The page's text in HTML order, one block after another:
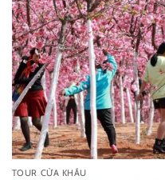
TOUR CỬA KHẨU